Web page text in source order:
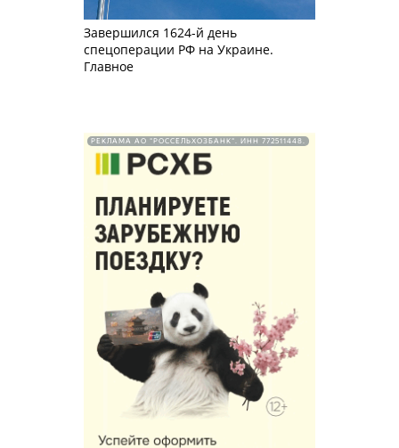
Завершился 1624-й день
спецоперации РФ на Украине.
Главное
РЕКЛАМА АО "РОССЕЛЬХОЗБАНК". ИНН 772511448.